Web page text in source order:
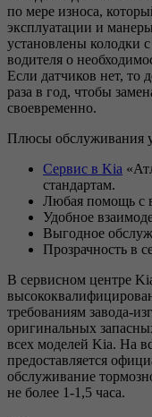
по мере износа,
эксплуатации и
установлены колодки
водителя о
Если датчиков нет, то
раза в год, чтобы
своевременно.
Плюсы обслуживания
Сервис в Kia
стандартам.
Любая помощь с
Удобное
Выгодное
Прозрачность в
В сервисном центре
требованиям завода-
оригинальных
всех моделей Kia. На
предоставляется
обслуживание
не более 1-1,5 часа.